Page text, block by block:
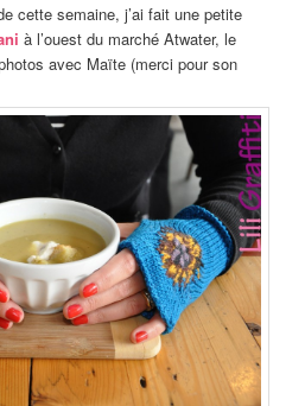
cette semaine, j’ai fait une petite
à l’ouest du marché Atwater, le
avec Maïte (merci pour son